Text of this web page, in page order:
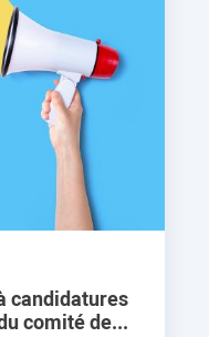
candidatures
comité de...